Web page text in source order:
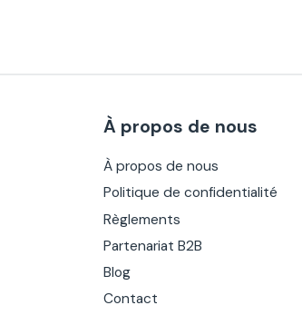
À propos de nous
À propos de nous
Politique de confidentialité
Règlements
Partenariat B2B
Blog
Contact